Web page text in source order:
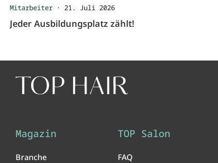
Mitarbeiter · 21. Juli 2026
Jeder Ausbildungsplatz zählt!
Magazin
Branche
TOP Salon
FAQ